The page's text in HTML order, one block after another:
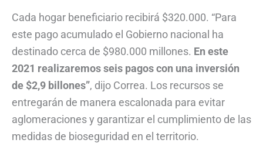
Cada hogar beneficiario recibirá $320.000. “Para
este pago acumulado el Gobierno nacional ha
destinado cerca de $980.000 millones. En este
2021 realizaremos seis pagos con una inversión
de $2,9 billones”, dijo Correa. Los recursos se
entregarán de manera escalonada para evitar
aglomeraciones y garantizar el cumplimiento de las
medidas de bioseguridad en el territorio.